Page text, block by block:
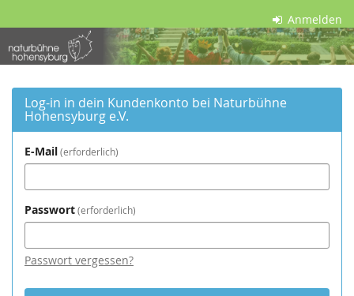
Haupt-
Inhalt
springen
Anmelden
Naturbühne
Hohensyburg
e.V.
Log-in in dein Kundenkonto bei Naturbühne
Hohensyburg e.V.
E-Mail erforderlich
Passwort erforderlich
Passwort vergessen?